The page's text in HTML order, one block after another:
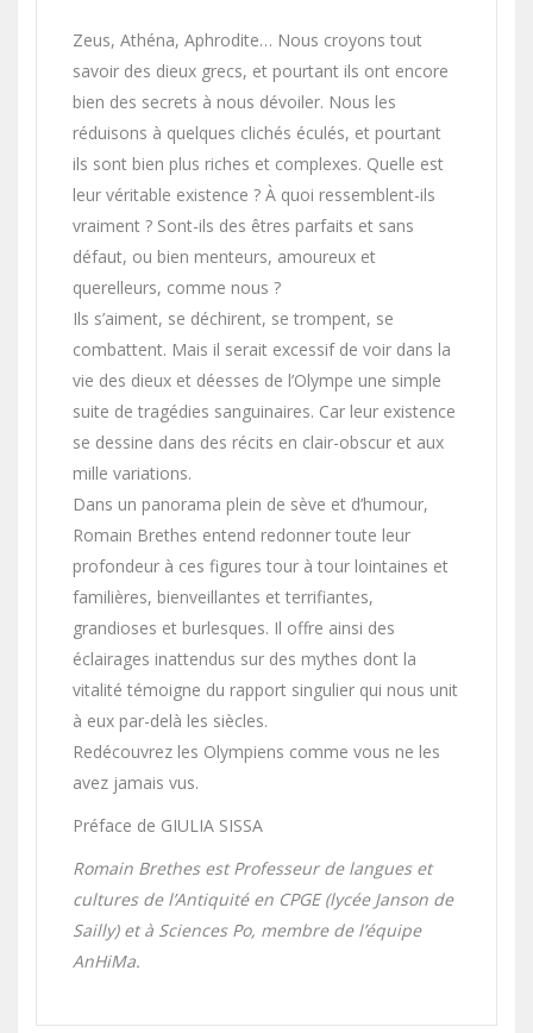
Zeus, Athéna, Aphrodite… Nous croyons tout
savoir des dieux grecs, et pourtant ils ont encore
bien des secrets à nous dévoiler. Nous les
réduisons à quelques clichés éculés, et pourtant
ils sont bien plus riches et complexes. Quelle est
leur véritable existence ? À quoi ressemblent-ils
vraiment ? Sont-ils des êtres parfaits et sans
défaut, ou bien menteurs, amoureux et
querelleurs, comme nous ?
Ils s’aiment, se déchirent, se trompent, se
combattent. Mais il serait excessif de voir dans la
vie des dieux et déesses de l’Olympe une simple
suite de tragédies sanguinaires. Car leur existence
se dessine dans des récits en clair-obscur et aux
mille variations.
Dans un panorama plein de sève et d’humour,
Romain Brethes entend redonner toute leur
profondeur à ces figures tour à tour lointaines et
familières, bienveillantes et terrifiantes,
grandioses et burlesques. Il offre ainsi des
éclairages inattendus sur des mythes dont la
vitalité témoigne du rapport singulier qui nous unit
à eux par-delà les siècles.
Redécouvrez les Olympiens comme vous ne les
avez jamais vus.
Préface de GIULIA SISSA
Romain Brethes est Professeur de langues et
cultures de l’Antiquité en CPGE (lycée Janson de
Sailly) et à Sciences Po, membre de l’équipe
AnHiMa.